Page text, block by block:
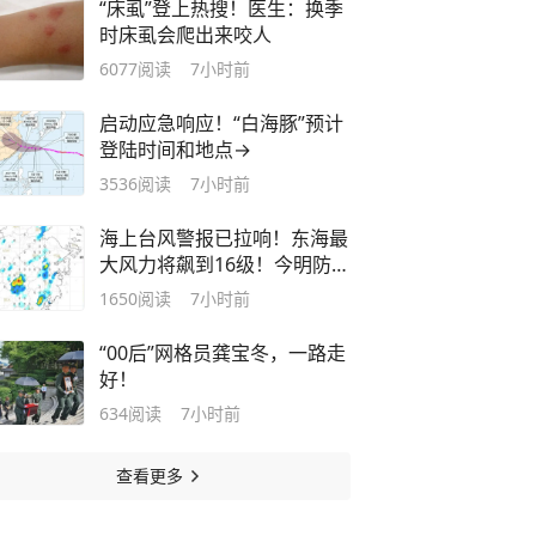
“床虱”登上热搜！医生：换季
时床虱会爬出来咬人
6077阅读 7小时前
启动应急响应！“白海豚”预计
登陆时间和地点→
3536阅读 7小时前
海上台风警报已拉响！东海最
大风力将飙到16级！今明防暑
防雷，后天起防台风
1650阅读 7小时前
“00后”网格员龚宝冬，一路走
好！
634阅读 7小时前
查看更多